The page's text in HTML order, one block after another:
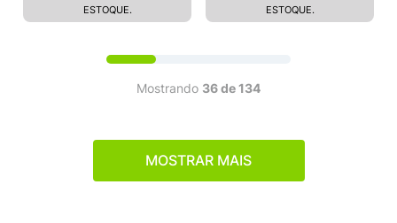
ESTOQUE.
ESTOQUE.
Mostrando 36 de 134
MOSTRAR MAIS